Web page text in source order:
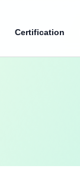
Certification